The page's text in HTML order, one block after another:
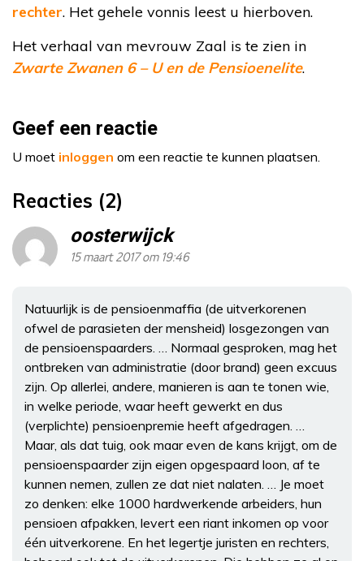
rechter. Het gehele vonnis leest u hierboven.
Het verhaal van mevrouw Zaal is te zien in
Zwarte Zwanen 6 – U en de Pensioenelite.
Geef een reactie
U moet inloggen om een reactie te kunnen plaatsen.
Reacties (2)
oosterwijck
15 maart 2017 om 19:46
Natuurlijk is de pensioenmaffia (de uitverkorenen
ofwel de parasieten der mensheid) losgezongen van
de pensioenspaarders. … Normaal gesproken, mag het
ontbreken van administratie (door brand) geen excuus
zijn. Op allerlei, andere, manieren is aan te tonen wie,
in welke periode, waar heeft gewerkt en dus
(verplichte) pensioenpremie heeft afgedragen. …
Maar, als dat tuig, ook maar even de kans krijgt, om de
pensioenspaarder zijn eigen opgespaard loon, af te
kunnen nemen, zullen ze dat niet nalaten. … Je moet
zo denken: elke 1000 hardwerkende arbeiders, hun
pensioen afpakken, levert een riant inkomen op voor
één uitverkorene. En het legertje juristen en rechters,